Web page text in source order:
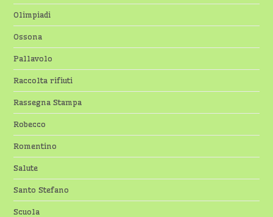
Olimpiadi
Ossona
Pallavolo
Raccolta rifiuti
Rassegna Stampa
Robecco
Romentino
Salute
Santo Stefano
Scuola